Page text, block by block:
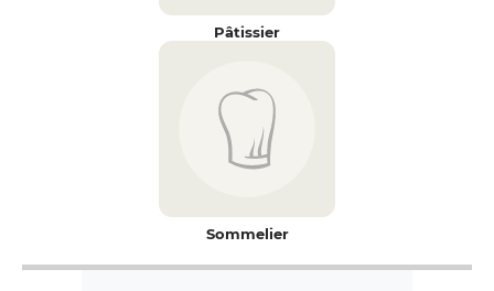
Pâtissier
Sommelier